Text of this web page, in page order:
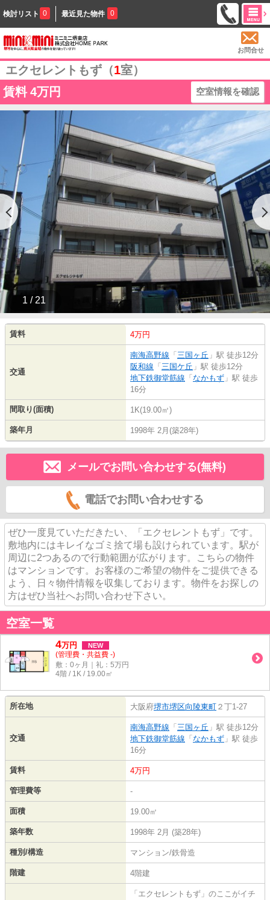
検討リスト 0 最近見た物件 0
お問合せ
エクセレントもず（1室）
賃料 4万円 空室情報を確認
1 / 21
賃料 4万円
交通
南海高野線 「 三国ヶ丘 」駅 徒歩12分
阪和線 「 三国ケ丘 」駅 徒歩12分
地下鉄御堂筋線 「 なかもず 」駅 徒歩
16分
間取り(面積) 1K(19.00㎡)
築年月 1998年 2月(築28年)
メールでお問い合わせする(無料)
電話でお問い合わせする
ぜひ一度見ていただきたい、「エクセレントもず」です。
敷地内にはキレイなゴミ捨て場も設けられています。駅が
周辺に2つあるので行動範囲が広がります。こちらの物件
はマンションです。お客様のご希望の物件をご提供できる
よう、日々物件情報を収集しております。物件をお探しの
方はぜひ当社へお問い合わせ下さい。
空室一覧
4万円 NEW
(管理費・共益費 -)
敷：0ヶ月｜礼：5万円
4階 / 1K / 19.00㎡
所在地 大阪府堺市堺区向陵東町 ２丁1-27
交通
南海高野線 「 三国ヶ丘 」駅 徒歩12分
地下鉄御堂筋線 「 なかもず 」駅 徒歩
16分
賃料 4万円
管理費等 -
面積 19.00㎡
築年数 1998年 2月 (築28年)
種別/構造 マンション/鉄骨造
階建 4階建
「エクセレントもず」のここがイチ